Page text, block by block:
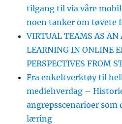
tilgang til via våre
noen tanker om tøvete
VIRTUAL TEAMS AS AN
LEARNING IN ONLINE
PERSPECTIVES FROM
Fra enkeltverktøy til
mediehverdag –
angrepsscenarioer
læring